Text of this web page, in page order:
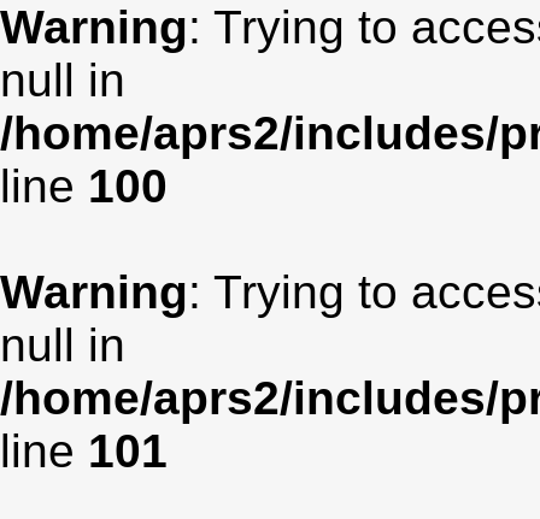
Warning: Trying to
null in
/home/aprs2/includes/
line 100
Warning: Trying to
null in
/home/aprs2/includes/
line 101